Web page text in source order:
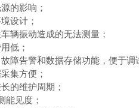
的影响；
设计；
辆振动造成的无法测量；
低；
障告警和数据存储功能，便于调
集方便；
的维护周期；
能见度；